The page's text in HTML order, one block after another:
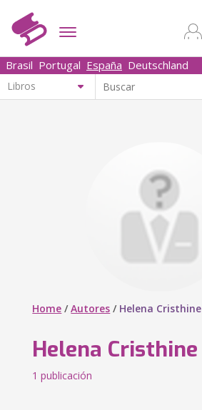
Brasil Portugal España Deutschland
Home /Autores / Helena Cristhine
Helena Cristhine
1 publicación